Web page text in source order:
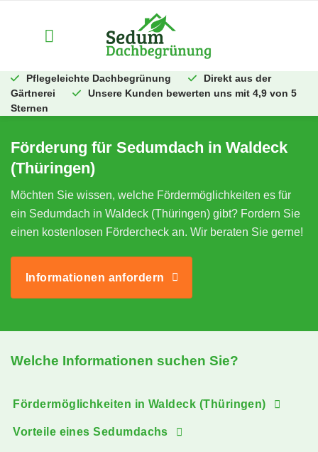
Pflegeleichte Dachbegrünung
Direkt aus der
Gärtnerei
Unsere Kunden bewerten uns mit 4,9 von 5
Sternen
Förderung für Sedumdach in Waldeck
(Thüringen)
Möchten Sie wissen, welche Fördermöglichkeiten es für
ein Sedumdach in Waldeck (Thüringen) gibt? Fordern Sie
einen kostenlosen Fördercheck an. Wir beraten Sie gerne!
Informationen anfordern
Welche Informationen suchen Sie?
Fördermöglichkeiten in Waldeck (Thüringen)
Vorteile eines Sedumdachs